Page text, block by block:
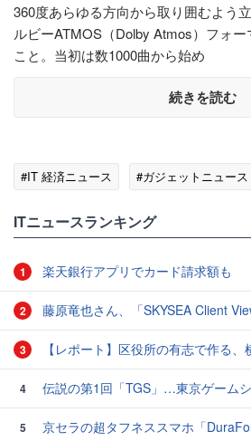
360度あらゆる方向から取り囲むよう
ルビーATMOS（Dolby Atmos）フォ
こと。当初は数1000曲から始め
続きを読む
#IT 経済ニュース #ガジェットニュース
ITニュースランキング
1 楽天銀行アプリでカード請求額も
2 藤原竜也さん、「SKYSEA Client View」新CMで「AI労務改善」をアピール 働
3 【レポート】区役所の有志で作る、横浜
4 伝説の第1回「TGS」…東京ゲームショウ&#039;96と、当時のベ
5
京セラの超タフネススマホ「DuraForce PRO 2」